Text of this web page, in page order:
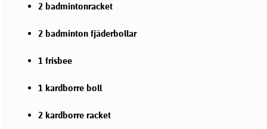
2 badmintonracket
2 badminton fjäderbollar
1 frisbee
1 kardborre boll
2 kardborre racket